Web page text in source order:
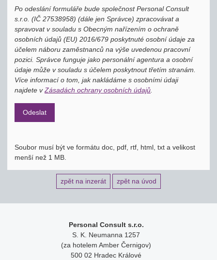
Po odeslání formuláře bude společnost Personal Consult
s.r.o. (IČ 27538958) (dále jen Správce) zpracovávat a
spravovat v souladu s Obecným nařízením o ochraně
osobních údajů (EU) 2016/679 poskytnuté osobní údaje za
účelem náboru zaměstnanců na výše uvedenou pracovní
pozici. Správce funguje jako personální agentura a osobní
údaje může v souladu s účelem poskytnout třetím stranám.
Více informací o tom, jak nakládáme s osobními údaji
najdete vZásadách ochrany osobních údajů
Soubor musí být ve formátu doc, pdf, rtf, html, txt a velikost
menší než 1 MB.
zpět na inzerát zpět na úvod
Personal Consult s.r.o.
S. K. Neumanna 1257
(za hotelem Amber Černigov)
500 02 Hradec Králové